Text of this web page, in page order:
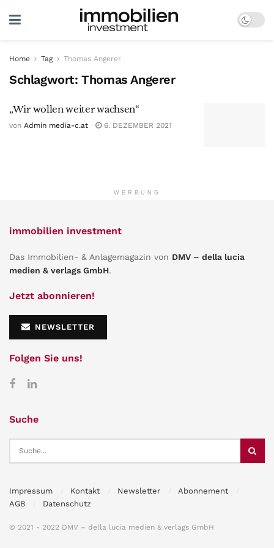
Home Tag Thomas Angerer
Schlagwort:Thomas Angerer
„Wir wollen weiter wachsen“
von Admin media-c.at 6. DEZEMBER 2021
WERBUNG
immobilien investment
Das Immobilien- & Anlagemagazin von DMV – della lucia
medien & verlags GmbH.
Jetzt abonnieren!
NEWSLETTER
Folgen Sie uns!
Suche
Impressum Kontakt Newsletter
Abonnement
AGB
Datenschutz
© 2021 - 2022 DMV – della lucia medien & verlags GmbH